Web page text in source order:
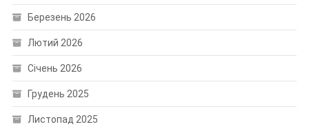
Березень 2026
Лютий 2026
Січень 2026
Грудень 2025
Листопад 2025